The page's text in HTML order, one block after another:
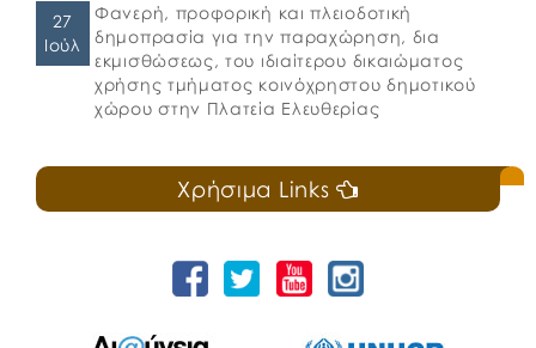
27
Ιούλ
Φανερή, προφορική και πλειοδοτική
δημοπρασία για την παραχώρηση, δια
εκμισθώσεως, του ιδιαίτερου δικαιώματος
χρήσης τμήματος κοινόχρηστου δημοτικού
χώρου στην Πλατεία Ελευθερίας
Χρήσιμα Links